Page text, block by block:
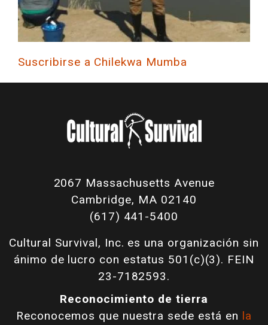
Suscribirse a Chilekwa Mumba
2067 Massachusetts Avenue
Cambridge, MA 02140
(617) 441-5400
Cultural Survival, Inc. es una organización sin
ánimo de lucro con estatus 501(c)(3). FEIN
23-7182593.
Reconocimiento de tierra
Reconocemos que nuestra sede está en la